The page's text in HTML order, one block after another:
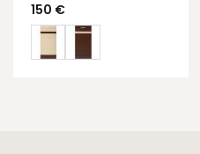
150 €